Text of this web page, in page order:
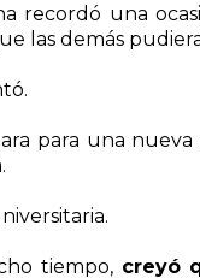
recordó una
las demás
para una nueva
tiempo, creyó